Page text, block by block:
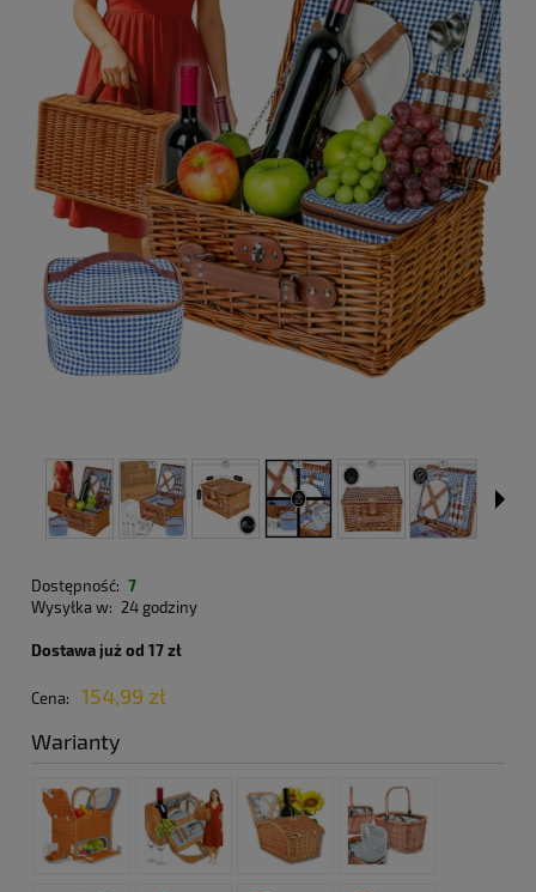
Dostępność: 7
Wysyłka w: 24 godziny
Dostawa już od 17 zł
Cena:
154,99 zł
Warianty